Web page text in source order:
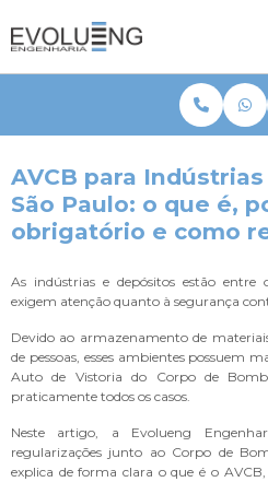
AVCB para
São Paulo: o que é,
obrigatório e como
As indústrias e depósitos estão entre
exigem atenção quanto à segurança
Devido ao armazenamento de
de pessoas, esses ambientes possuem
Auto de Vistoria do Corpo de
praticamente todos os casos.
Neste artigo, a Evolueng
regularizações junto ao Corpo de
explica de forma clara o que é o